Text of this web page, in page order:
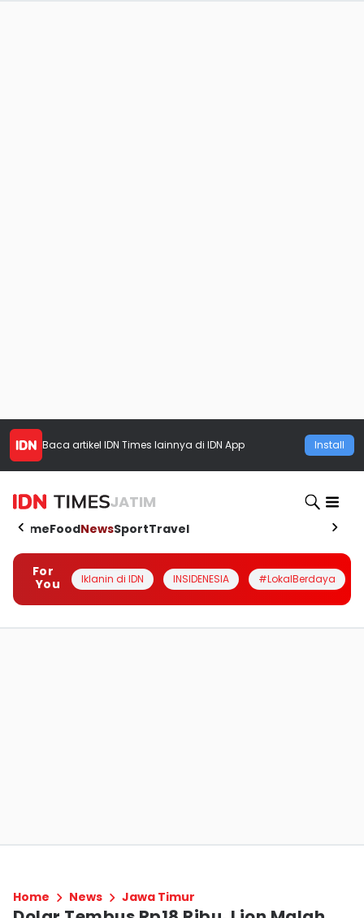
Baca artikel IDN Times lainnya di IDN App Install
JATIM
HomeFoodNewsSportTravel
For
You
Iklanin di IDN INSIDENESIA #LokalBerdaya
Home News Jawa Timur